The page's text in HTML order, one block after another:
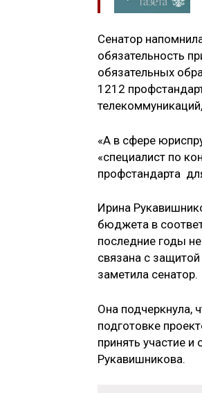
Сенатор
обязательность
обязательных
1212
«А в сфере
«специалист по
профстандарта
Ирина
бюджета в
последние годы
связана с
заметила сенатор.
Она подчеркнула,
подготовке
принять участие
Рукавишникова.